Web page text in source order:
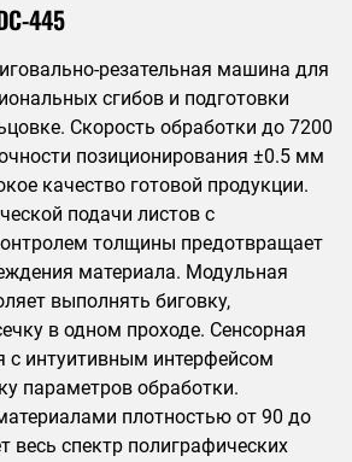
445
резательная машина для
сгибов и подготовки
Скорость обработки до 7200
позиционирования ±0.5 мм
качество готовой продукции.
подачи листов с
толщины предотвращает
материала. Модульная
выполнять биговку,
в одном проходе. Сенсорная
с интуитивным интерфейсом
параметров обработки.
плотностью от 90 до
весь спектр полиграфических